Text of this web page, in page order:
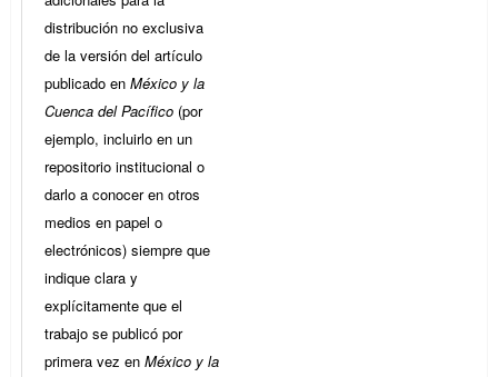
distribución no exclusiva
de la versión del artículo
publicado en México y la
Cuenca del Pacífico (por
ejemplo, incluirlo en un
repositorio institucional o
darlo a conocer en otros
medios en papel o
electrónicos) siempre que
indique clara y
explícitamente que el
trabajo se publicó por
primera vez en México y la